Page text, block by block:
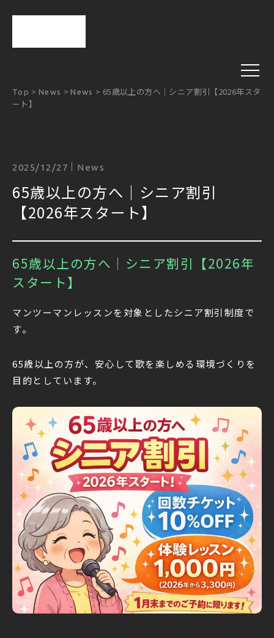
Top >News >News > 65歳以上の方へ｜シニア割引【2026年スタ
ート】
2025/12/27 News
65歳以上の方へ｜シニア割引
【2026年スタート】
65歳以上の方へ｜シニア割引【2026年
スタート】
マンツーマンレッスンを対象としたシニア割引制度で
す。
65歳以上の方が、安心して歌を楽しめる環境づくりを
目的としています。